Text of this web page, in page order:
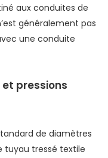
aux conduites de
généralement pas
une conduite
pressions
de diamètres
tuyau tressé textile